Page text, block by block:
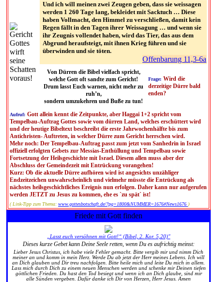
Und ich will meinen zwei Zeugen geben, dass sie weissagen
werden 1 260 Tage lang, bekleidet mit Sacktuch … Diese
haben Vollmacht, den Himmel zu verschließen, damit kein
Regen fällt in den Tagen ihrer Weissagung … und wenn sie
ihr Zeugnis vollendet haben, wird das Tier, das aus dem
Abgrund heraufsteigt, mit ihnen Krieg führen und sie
überwinden und sie töten.
Offenbarung 11,3-6a
Von Dürren die Bibel vielfach spricht,
welche Gott oft sandte zum Gericht!
Drum lasst Euch warnen, nicht mehr zu
ruh’n,
sondern umzukehren und Buße zu tun!
Frage: Wird die
derzeitige Dürre bald
enden?
Aufruf: Gott allein kennt die Zeitpunkte, aber Haggai 1+2 spricht vom
Tempelbau-Auftrag Gottes sowie vom dürren Land, welches erschüttert wird
und der heutige Bibeltext beschreibt die erste Jahrwochenhälfte bis zum
Antichristen- Auftreten, in welcher Dürre zum Gericht herrschen wird.
Mehr noch: Der Tempelbau-Auftrag passt zum jetzt vom Sanhedrin in Israel
offiziell erfolgten Gebets zur Messias-Enthüllung und Tempelbau sowie
Fortsetzung der Heilsgeschichte mit Israel. Diesem allen muss aber der
Abschluss der Gemeindezeit mit Entrückung vorangehen!
Kurz: Ob die aktuelle Dürre aufhören wird ist angesichts unzähliger
Endzeitzeichen unwahrscheinlich und vielmehr müsste die Entrückung als
nächstes heilsgeschichtliches Ereignis nun erfolgen. Daher kann nur aufgerufen
werden JETZT zu Jesus zu kommen, ehe es `zu spät` ist!
( Link-Tipp zum Thema: www.gottesbotschaft.de/?pg=1800&NUMMER=1676#News1676 )
Friede mit Gott finden
„Lasst euch versöhnen mit Gott!“ (Bibel, 2. Kor. 5,20)"
Dieses kurze Gebet kann Deine Seele retten, wenn Du es aufrichtig meinst:
Lieber Jesus Christus, ich habe viele Fehler gemacht. Bitte vergib mir und nimm Dich
meiner an und komm in mein Herz. Werde Du ab jetzt der Herr meines Lebens. Ich will
an Dich glauben und Dir treu nachfolgen. Bitte heile mich und leite Du mich in allem.
Lass mich durch Dich zu einem neuen Menschen werden und schenke mir Deinen tiefen
göttlichen Frieden. Du hast den Tod besiegt und wenn ich an Dich glaube, sind mir
alle Sünden vergeben. Dafür danke ich Dir von Herzen, Herr Jesus. Amen